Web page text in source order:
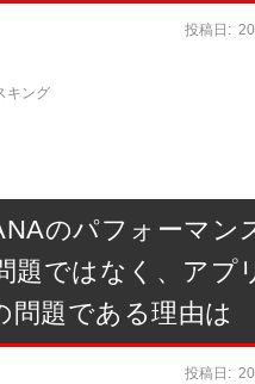
投稿日:
キング
のパフォーマン
題ではなく、アプ
問題である理由は
投稿日: